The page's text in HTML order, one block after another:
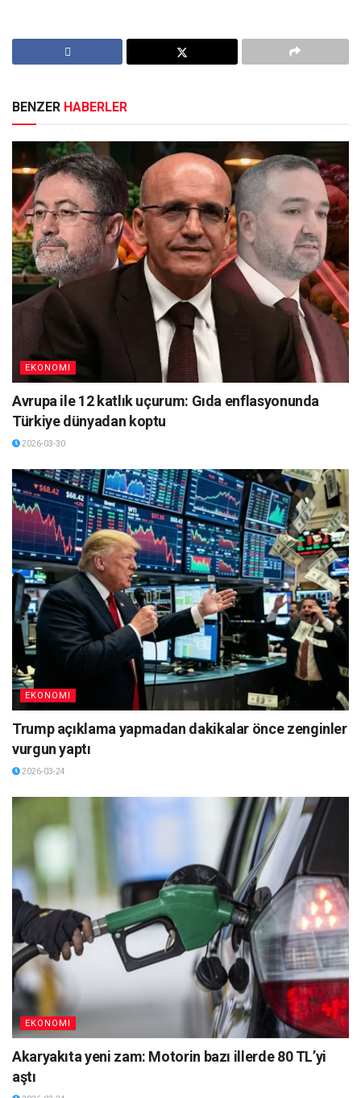
BENZER HABERLER
EKONOMI
Avrupa ile 12 katlık uçurum: Gıda enflasyonunda
Türkiye dünyadan koptu
2026-03-30
EKONOMI
Trump açıklama yapmadan dakikalar önce zenginler
vurgun yaptı
2026-03-24
EKONOMI
Akaryakıta yeni zam: Motorin bazı illerde 80 TL’yi
aştı